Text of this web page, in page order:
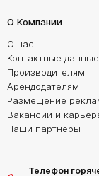
О Компании
О нас
Контактные данные
Производителям
Арендодателям
Размещение
Вакансии и
Наши партнеры
Телефон